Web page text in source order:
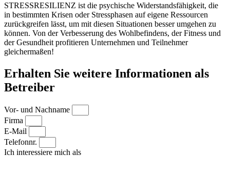
STRESSRESILIENZ ist die psychische Widerstandsfähigkeit, die
in bestimmten Krisen oder Stressphasen auf eigene Ressourcen
zurückgreifen lässt, um mit diesen Situationen besser umgehen zu
können. Von der Verbesserung des Wohlbefindens, der Fitness und
der Gesundheit profitieren Unternehmen und Teilnehmer
gleichermaßen!
Erhalten Sie weitere Informationen als
Betreiber
Vor- und Nachname
Firma
E-Mail
Telefonnr.
Ich interessiere mich als